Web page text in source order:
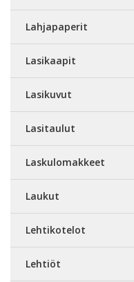
Lahjapaperit
Lasikaapit
Lasikuvut
Lasitaulut
Laskulomakkeet
Laukut
Lehtikotelot
Lehtiöt